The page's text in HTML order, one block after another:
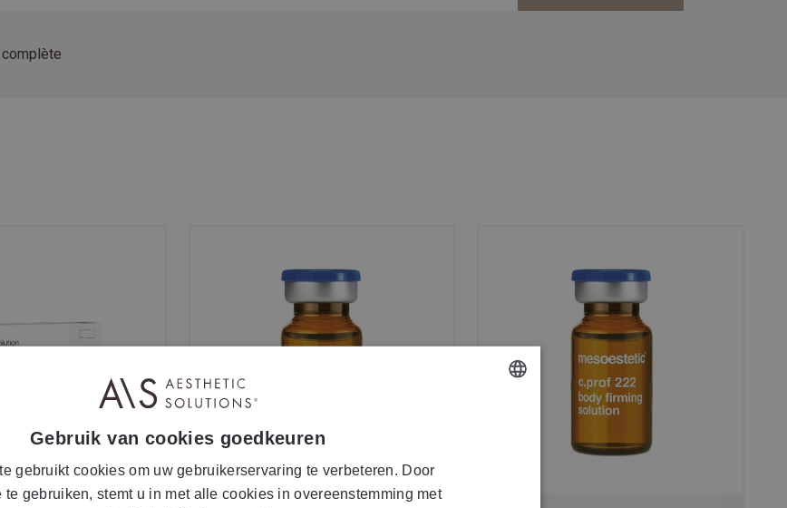
Gebruik van cookies goedkeuren
gebruikt cookies om uw gebruikerservaring te verbeteren. Door
te gebruiken, stemt u in met alle cookies in overeenstemming met